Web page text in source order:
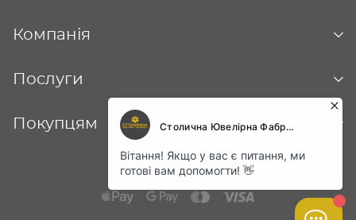
Компанія
Послуги
Покупцям